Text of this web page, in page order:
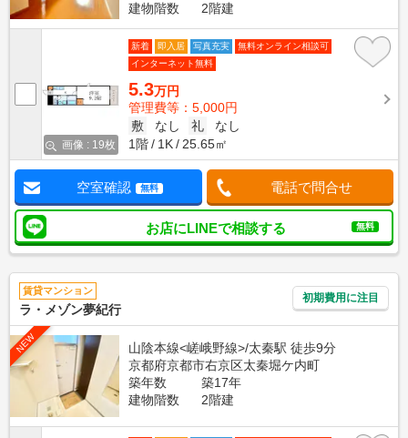
建物階数 2階建
画像 : 19枚
新着 即入居 写真充実
無料オンライン相談可
インターネット無料
5.3万円
管理費等：5,000円
敷
なし 礼
なし
1階
1K 25.65㎡
空室確認 無料 電話で問合せ
お店にLINEで相談する 無料
賃貸マンション
ラ・メゾン夢紀行
初期費用に注目
NEW
山陰本線<嵯峨野線>/太秦駅 徒歩9分
京都府京都市右京区太秦堀ケ内町
築年数
築17年
建物階数
2階建